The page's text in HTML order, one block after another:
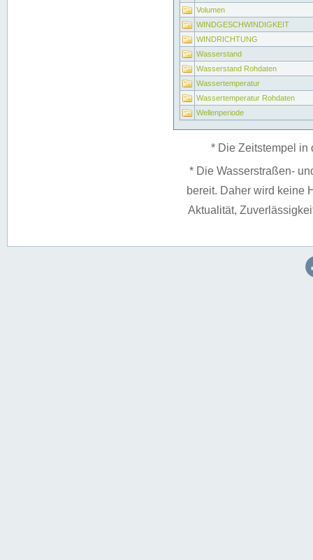
Volumen
WINDGESCHWINDIGKEIT
WINDRICHTUNG
Wasserstand
Wasserstand Rohdaten
Wassertemperatur
Wassertemperatur Rohdaten
Wellenperiode
* Die Zeitstempel in
* Die Wasserstraßen-
bereit. Daher wird keine
Aktualität,